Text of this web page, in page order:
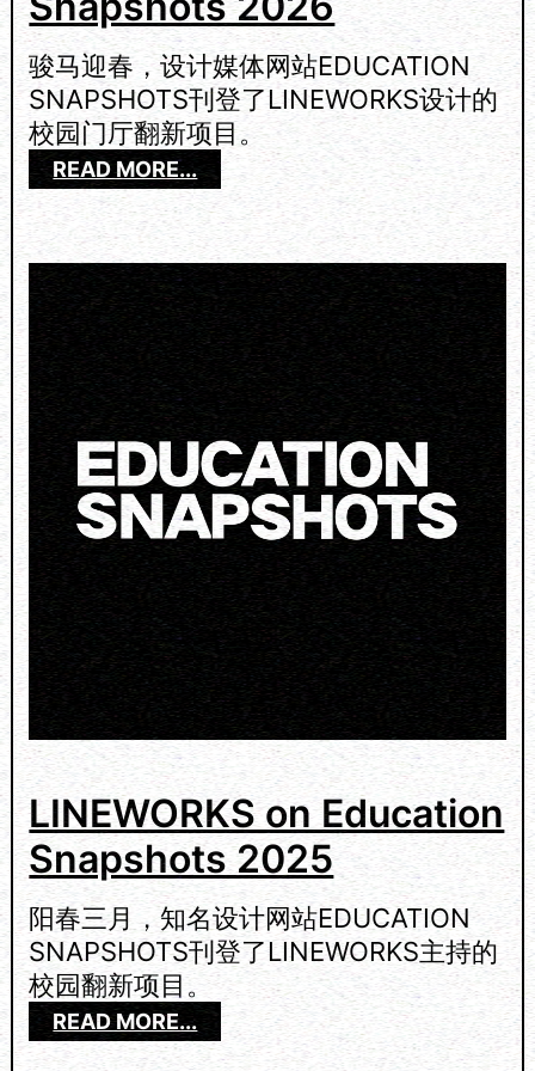
F
T
H
E
W
E
2
2
骏马迎春，设计媒体网站EDUCATION
SNAPSHOTS刊登了LINEWORKS设计的
校园门厅翻新项目。
READ MORE...
L
N
W
K
O
N
E
D
U
C
S
A
P
S
H
O
T
S
2
LINEWORKS on Education
Snapshots 2025
阳春三月，知名设计网站EDUCATION
SNAPSHOTS刊登了LINEWORKS主持的
校园翻新项目。
READ MORE...：
L